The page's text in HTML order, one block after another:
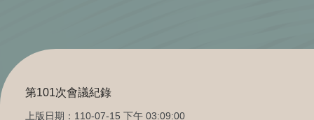
第101次會議紀錄
上版日期：110-07-15 下午 03:09:00